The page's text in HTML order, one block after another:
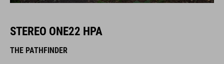
STEREO ONE22 HPA
THE PATHFINDER